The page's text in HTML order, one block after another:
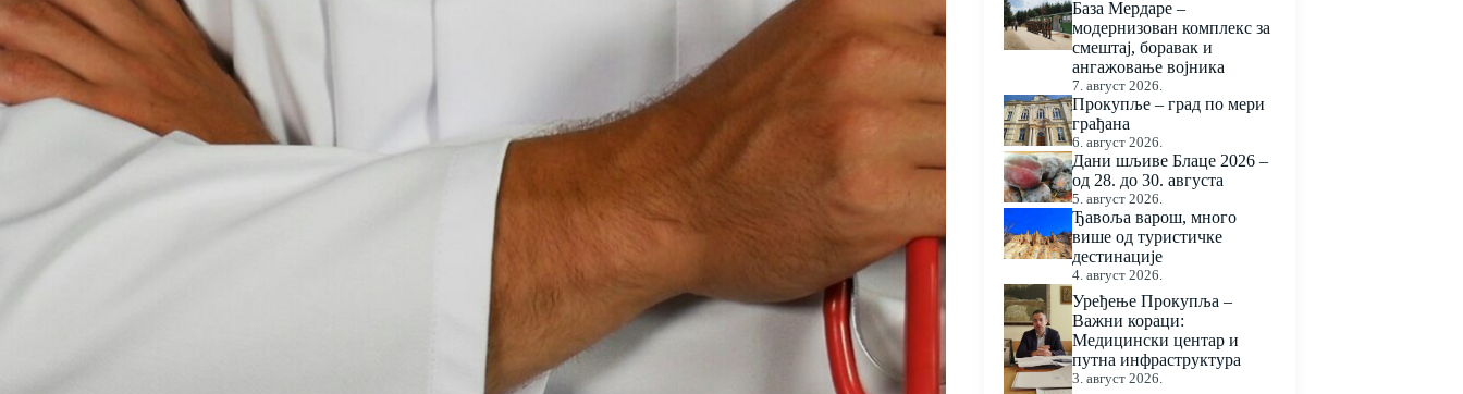
База Мердаре –
модернизован комплекс за
смештај, боравак и
ангажовање војника
7. август 2026.
Прокупље – град по мери
грађана
6. август 2026.
Дани шљиве Блаце 2026 –
од 28. до 30. августа
5. август 2026.
Ђавоља варош, много
више од туристичке
дестинације
4. август 2026.
Уређење Прокупља –
Важни кораци:
Медицински центар и
путна инфраструктура
3. август 2026.